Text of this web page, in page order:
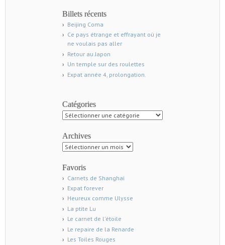
Billets récents
Beijing Coma
Ce pays étrange et effrayant où je
ne voulais pas aller
Retour au Japon
Un temple sur des roulettes
Expat année 4, prolongation.
Catégories
Catégories
Archives
Archives
Favoris
Carnets de Shanghai
Expat forever
Heureux comme Ulysse
La ptite Lu
Le carnet de l'étoile
Le repaire de la Renarde
Les Toiles Rouges